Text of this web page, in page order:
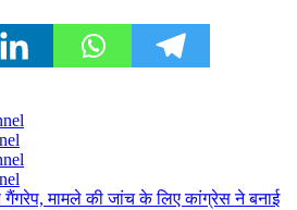
मामले की जांच के लिए कांग्रेस ने बनाई